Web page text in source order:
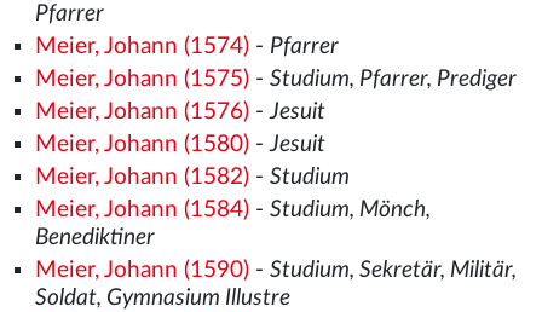
Pfarrer
Meier, Johann (1574)- Pfarrer
Meier, Johann (1575)- Studium, Pfarrer, Prediger
Meier, Johann (1576)-Jesuit
Meier, Johann (1580)-Jesuit
Meier, Johann (1582)- Studium
Meier, Johann (1584)- Studium, Mönch,
Benediktiner
Meier, Johann (1590)- Studium, Sekretär, Militär,
Soldat, Gymnasium Illustre